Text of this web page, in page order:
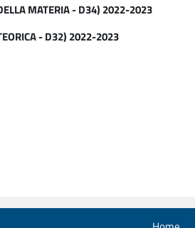
MATERIA - D34) 2022-2023
- D32) 2022-2023